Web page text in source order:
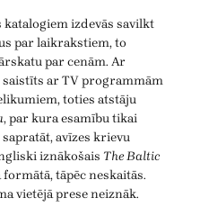
katalogiem izdevās savilkt
par laikrakstiem, to
par cenām. Ar
saistīts ar TV programmām
toties atstāju
, par kura esamību tikai
avīzes krievu
iznākošais The Baltic
tāpēc neskaitās.
vietējā prese neiznāk.